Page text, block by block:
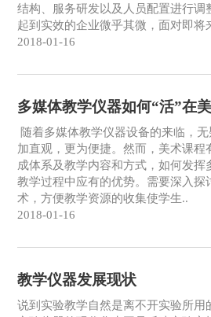
结构、服务研发以及人员配置进行调
起到实效的企业微乎其微，面对即将
2018-01-16
多媒体教学仪器如何“活”在
随着多媒体教学仪器设备的来临，
加直观，更为便捷。然而，美术课程
成体系及教学内容和方式，如何发挥
教学过程中应有的优势。需要深入探
术，方便教学资源的收集使学生..
2018-01-16
教学仪器发展现状
说到实验教学自然是离不开实验所用